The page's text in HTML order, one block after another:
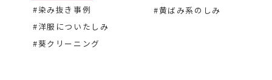
#染み抜き事例
#洋服についたしみ
#葵クリーニング
#黄ばみ系のしみ